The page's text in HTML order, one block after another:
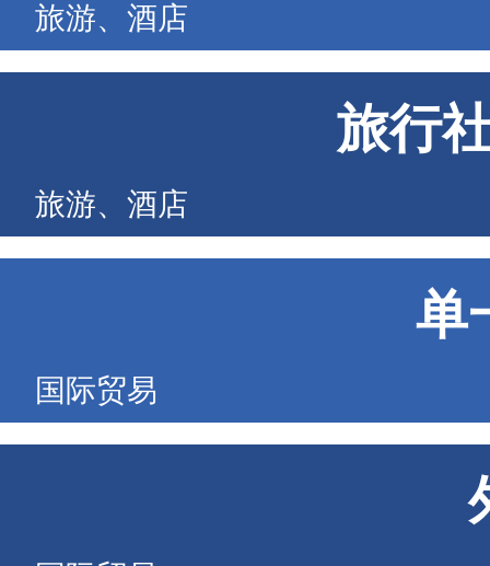
旅游、酒店
旅行
旅游、酒店
单
国际贸易